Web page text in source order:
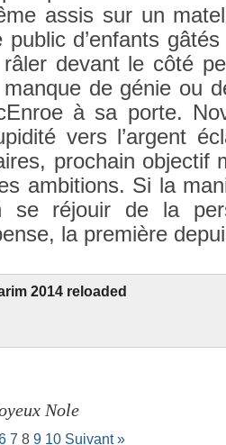
assis sur un
pub­lic d’en­fants
de­vant le côté
de génie ou
à sa porte.
vers l’ar­gent
pro­chain ob­jec­tif
am­bi­tions. Si la
se réjouir de la
la première
2014 re­loaded
Nole
7 8 9 10 Suivant »